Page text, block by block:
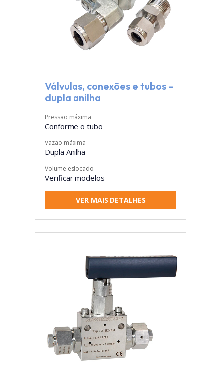
Válvulas, conexões e tubos –
dupla anilha
Pressão máxima
Conforme o tubo
Vazão máxima
Dupla Anilha
Volume eslocado
Verificar modelos
VER MAIS DETALHES